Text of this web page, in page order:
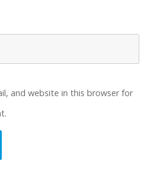
and website in this browser for